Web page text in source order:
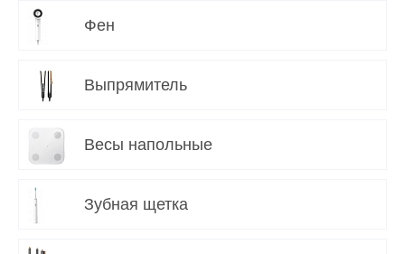
Фен
Выпрямитель
Весы напольные
Зубная щетка